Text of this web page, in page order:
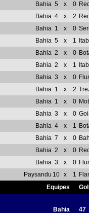
Bahia 5 x 0
Bahia 4 x 2
Bahia 1 x 0
Bahia 5 x 1
Bahia 2 x 0
Bahia 2 x 1
Bahia 3 x 0
Bahia 1 x 2
Bahia 1 x 0
Bahia 3 x 0
Bahia 4 x 1
Bahia 7 x 0
Bahia 2 x 0
Bahia 3 x 0
Paysandu 10 x 1
Equipes
Bahia
47